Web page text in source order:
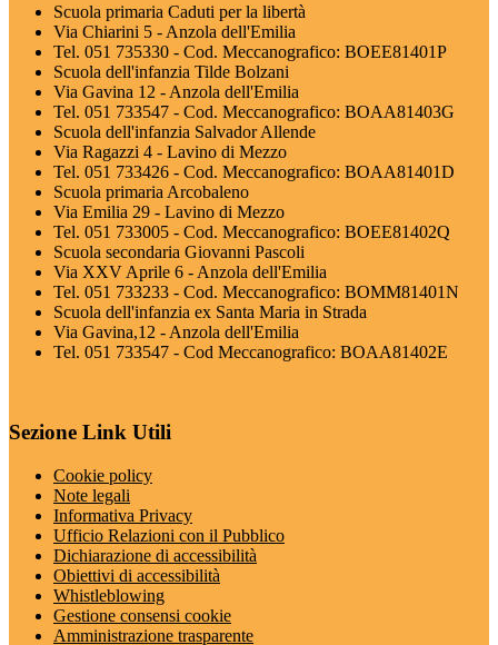
Scuola primaria Caduti per la libertà
Via Chiarini 5 - Anzola dell'Emilia
Tel. 051 735330 - Cod. Meccanografico: BOEE81401P
Scuola dell'infanzia Tilde Bolzani
Via Gavina 12 - Anzola dell'Emilia
Tel. 051 733547 - Cod. Meccanografico: BOAA81403G
Scuola dell'infanzia Salvador Allende
Via Ragazzi 4 - Lavino di Mezzo
Tel. 051 733426 - Cod. Meccanografico: BOAA81401D
Scuola primaria Arcobaleno
Via Emilia 29 - Lavino di Mezzo
Tel. 051 733005 - Cod. Meccanografico: BOEE81402Q
Scuola secondaria Giovanni Pascoli
Via XXV Aprile 6 - Anzola dell'Emilia
Tel. 051 733233 - Cod. Meccanografico: BOMM81401N
Scuola dell'infanzia ex Santa Maria in Strada
Via Gavina,12 - Anzola dell'Emilia
Tel. 051 733547 - Cod Meccanografico: BOAA81402E
Sezione Link Utili
Cookie policy
Note legali
Informativa Privacy
Ufficio Relazioni con il Pubblico
Dichiarazione di accessibilità
Obiettivi di accessibilità
Whistleblowing
Gestione consensi cookie
Amministrazione trasparente